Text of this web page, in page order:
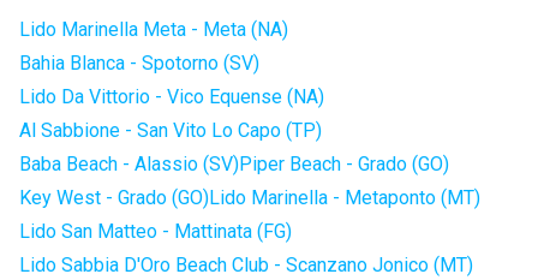
Lido Marinella Meta - Meta (NA)
Bahia Blanca - Spotorno (SV)
Lido Da Vittorio - Vico Equense (NA)
Al Sabbione - San Vito Lo Capo (TP)
Baba Beach - Alassio (SV)Piper Beach - Grado (GO)
Key West - Grado (GO)Lido Marinella - Metaponto (MT)
Lido San Matteo - Mattinata (FG)
Lido Sabbia D'Oro Beach Club - Scanzano Jonico (MT)